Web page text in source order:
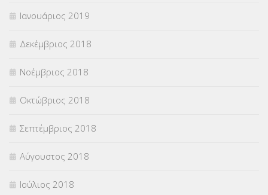
Ιανουάριος 2019
Δεκέμβριος 2018
Νοέμβριος 2018
Οκτώβριος 2018
Σεπτέμβριος 2018
Αύγουστος 2018
Ιούλιος 2018